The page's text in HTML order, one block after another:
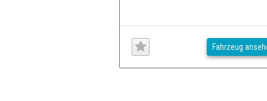
Fahrzeug